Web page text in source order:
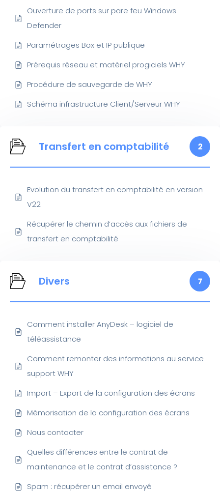
Ouverture de ports sur pare feu Windows
Defender
Paramétrages Box et IP publique
Prérequis réseau et matériel progiciels WHY
Procédure de sauvegarde de WHY
Schéma infrastructure Client/Serveur WHY
Transfert en comptabilité 2
Evolution du transfert en comptabilité en version
V22
Récupérer le chemin d’accès aux fichiers de
transfert en comptabilité
Divers 7
Comment installer AnyDesk – logiciel de
téléassistance
Comment remonter des informations au service
support WHY
Import – Export de la configuration des écrans
Mémorisation de la configuration des écrans
Nous contacter
Quelles différences entre le contrat de
maintenance et le contrat d’assistance ?
Spam : récupérer un email envoyé